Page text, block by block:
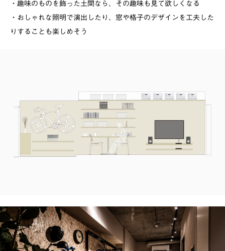
・趣味のものを飾った土間なら、その趣味も見て欲しくなる
・おしゃれな照明で演出したり、窓や格子のデザインを工夫した
りすることも楽しめそう